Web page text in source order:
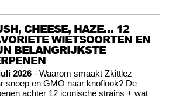
CHEESE, HAZE… 12
WIETSOORTEN EN
BELANGRIJKSTE
2026 - Waarom smaakt Zkittlez
snoep en GMO naar knoflook? De
achter 12 iconische strains + wat